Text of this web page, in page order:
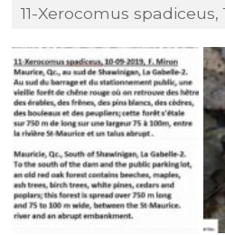
11-Xerocomus spadiceus,